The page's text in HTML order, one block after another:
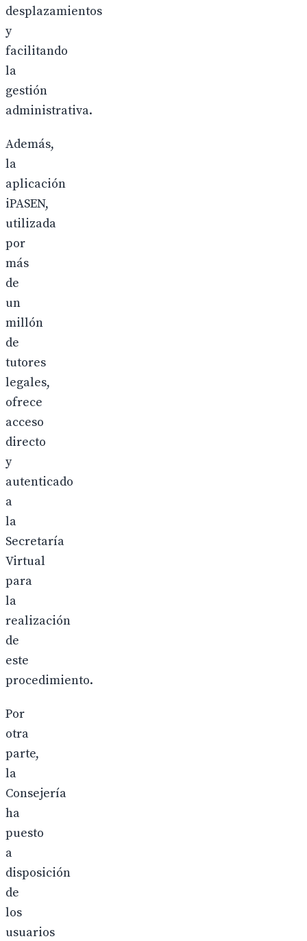
desplazamientos
y
facilitando
la
gestión
administrativa.
Además,
la
aplicación
iPASEN,
utilizada
por
más
de
un
millón
de
tutores
legales,
ofrece
acceso
directo
y
autenticado
a
la
Secretaría
Virtual
para
la
realización
de
este
procedimiento.
Por
otra
parte,
la
Consejería
ha
puesto
a
disposición
de
los
usuarios